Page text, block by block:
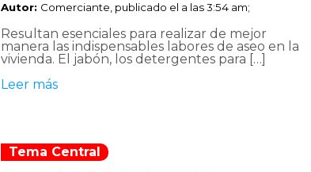
Autor: Comerciante, publicado el a las 3:54 am;
Resultan esenciales para realizar de mejor
manera las indispensables labores de aseo en la
vivienda. El jabón, los detergentes para […]
Leer más
Tema Central